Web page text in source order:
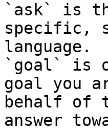
`ask` is
specific,
language.
`goal` is
goal you
behalf of
answer